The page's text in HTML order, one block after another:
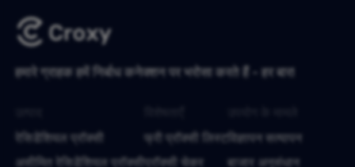
हमारे ग्राहक हमें निर्बाध कनेक्शन पर भरोसा करते हैं - हर बार!
रेसिडेंशियल प्रॉक्सी
असीमित रेसिडेंशियल प्रॉक्सी
फ्री प्रॉक्सी लिस्ट
प्रॉक्सी चेकर
विज्ञापन सत्यापन
बाजार अनुसंधान